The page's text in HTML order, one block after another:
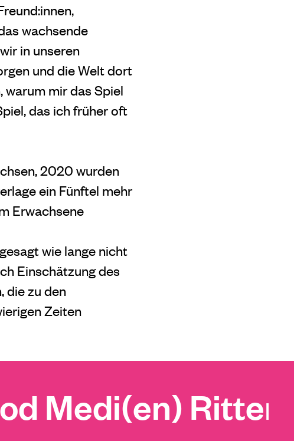
wachsende
in unseren
und die Welt dort
warum mir das Spiel
das ich früher oft
2020 wurden
ein Fünftel mehr
Erwachsene
wie lange nicht
Einschätzung des
die zu den
Zeiten
Medi(en) Ritter